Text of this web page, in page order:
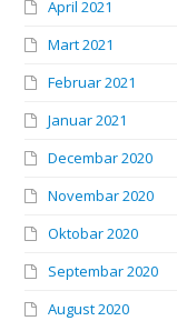
April 2021
Mart 2021
Februar 2021
Januar 2021
Decembar 2020
Novembar 2020
Oktobar 2020
Septembar 2020
August 2020